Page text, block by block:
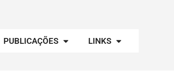
PUBLICAÇÕES LINKS